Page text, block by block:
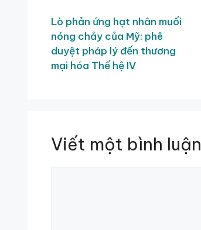
Lò phản ứng hạt nhân muối
nóng chảy của Mỹ: phê
duyệt pháp lý đến thương
mại hóa Thế hệ IV
Viết một bình luận